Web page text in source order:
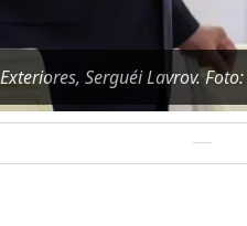
Serguéi Lavrov. Foto: